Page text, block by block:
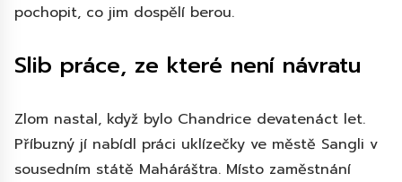
pochopit, co jim dospělí berou.
Slib práce, ze které není návratu
Zlom nastal, když bylo Chandrice devatenáct let.
Příbuzný jí nabídl práci uklízečky ve městě Sangli v
sousedním státě Maháráštra. Místo zaměstnání